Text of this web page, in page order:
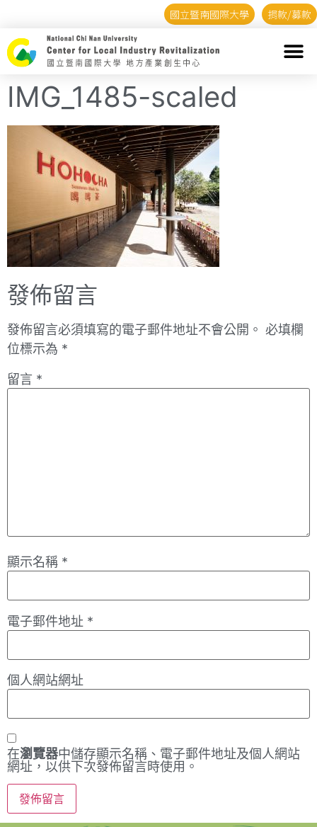
國立暨南國際大學 捐款/募款
IMG_1485-scaled
發佈留言
發佈留言必須填寫的電子郵件地址不會公開。 必填欄
位標示為 *
留言 *
顯示名稱 *
電子郵件地址 *
個人網站網址
在瀏覽器中儲存顯示名稱、電子郵件地址及個人網站
網址，以供下次發佈留言時使用。